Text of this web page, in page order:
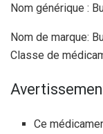
Nom générique :
Nom de marque:
Classe de
Ce